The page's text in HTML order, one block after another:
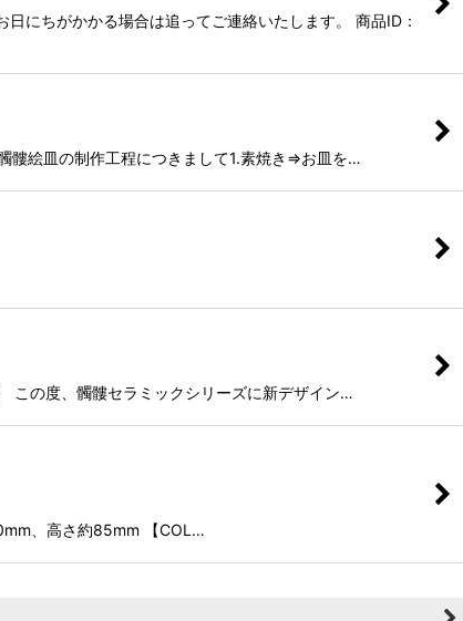
にちがかかる場合は追ってご連絡いたします。 商品ID：
絵皿の制作工程につきまして1.素焼き⇒お皿を…
の度、髑髏セラミックシリーズに新デザイン…
、高さ約85mm 【COL…